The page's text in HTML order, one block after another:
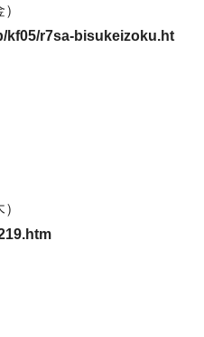
kf05/r7sa-bisukeizoku.ht